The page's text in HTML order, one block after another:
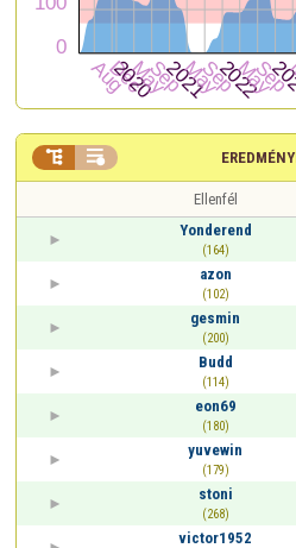
 
Ellenfél
Yonderend
(164)
azon
(102)
gesmin
(200)
Budd
(114)
eon69
(180)
yuvewin
(179)
stoni
(268)
victor1952